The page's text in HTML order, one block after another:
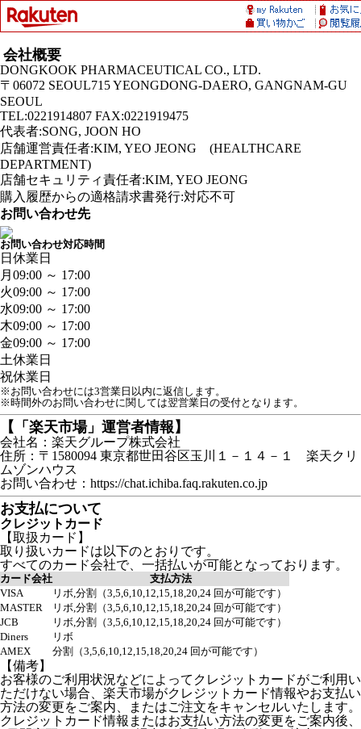
会社概要
DONGKOOK PHARMACEUTICAL CO., LTD.
〒06072 SEOUL715 YEONGDONG-DAERO, GANGNAM-GU
SEOUL
TEL:0221914807 FAX:0221919475
代表者:SONG, JOON HO
店舗運営責任者:KIM, YEO JEONG (HEALTHCARE
DEPARTMENT)
店舗セキュリティ責任者:KIM, YEO JEONG
購入履歴からの適格請求書発行:対応不可
お問い合わせ先
お問い合わせ対応時間
日 休業日
月 09:00 ～ 17:00
火09:00 ～ 17:00
水09:00 ～ 17:00
木09:00 ～ 17:00
金09:00 ～ 17:00
土休業日
祝休業日
※お問い合わせには3営業日以内に返信します。
※時間外のお問い合わせに関しては翌営業日の受付となります。
【「楽天市場」運営者情報】
会社名：楽天グループ株式会社
住所：〒1580094 東京都世田谷区玉川１－１４－１ 楽天クリ
ムゾンハウス
お問い合わせ：https://chat.ichiba.faq.rakuten.co.jp
お支払について
クレジットカード
【取扱カード】
取り扱いカードは以下のとおりです。
すべてのカード会社で、一括払いが可能となっております。
カード会社
支払方法
VISA
リボ,分割（3,5,6,10,12,15,18,20,24 回が可能です）
MASTER
リボ,分割（3,5,6,10,12,15,18,20,24 回が可能です）
JCB
リボ,分割（3,5,6,10,12,15,18,20,24 回が可能です）
Diners
リボ
AMEX
分割（3,5,6,10,12,15,18,20,24 回が可能です）
【備考】
お客様のご利用状況などによってクレジットカードがご利用い
ただけない場合、楽天市場がクレジットカード情報やお支払い
方法の変更をご案内、またはご注文をキャンセルいたします。
クレジットカード情報またはお支払い方法の変更をご案内後、